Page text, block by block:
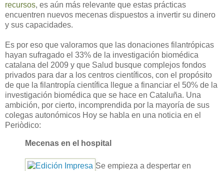
recursos, es aún más relevante que estas prácticas
encuentren nuevos mecenas dispuestos a invertir su dinero
y sus capacidades.
Es por eso que valoramos que las donaciones filantrópicas
hayan sufragado el 33% de la investigación biomédica
catalana del 2009 y que Salud busque complejos fondos
privados para dar a los centros científicos, con el propósito
de que la filantropía científica llegue a financiar el 50% de la
investigación biomédica que se hace en Cataluña. Una
ambición, por cierto, incomprendida por la mayoría de sus
colegas autonómicos Hoy se habla en una noticia en el
Periòdico:
Mecenas en el hospital
Se empieza a despertar en